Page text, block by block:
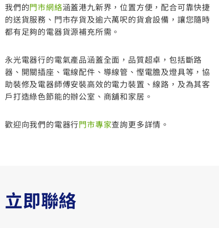
我們的門市網絡涵蓋港九新界，位置方便，配合可靠快捷
的送貨服務、門市存貨及逾六萬呎的貨倉設備，讓您隨時
都有足夠的電器貨源補充所需。
永光電器行的電氣產品涵蓋全面，品質超卓，包括斷路
器、開關插座、電線配件、導線管、慳電膽及燈具等，協
助裝修及電器師傅安裝高效的電力裝置、線路，及為其客
戶打造綠色節能的辦公室、商舖和家居。
歡迎向我們的電器行門市專家查詢更多詳情。
立即聯絡